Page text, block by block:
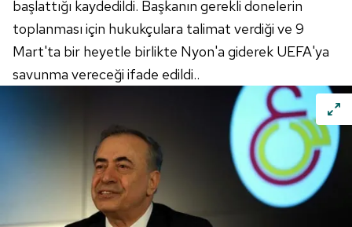
6698 sayılı Kişisel Verilerin Korunması Kanunu uyarınca
hazırlanmış Aydınlatma Metnimizi okumak ve sitemizde
ilgili mevzuata uygun olarak kullanılan çerezlerle ilgili bilgi
almak için lütfentıklayınız .
başlattığı kaydedildi. Başkanın gerekli donelerin
toplanması için hukukçulara talimat verdiği ve 9
Mart'ta bir heyetle birlikte Nyon'a giderek UEFA'ya
savunma vereceği ifade edildi..